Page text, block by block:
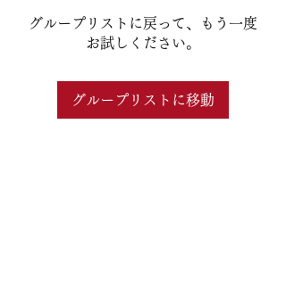
グループリストに戻って、もう一度
お試しください。
グループリストに移動